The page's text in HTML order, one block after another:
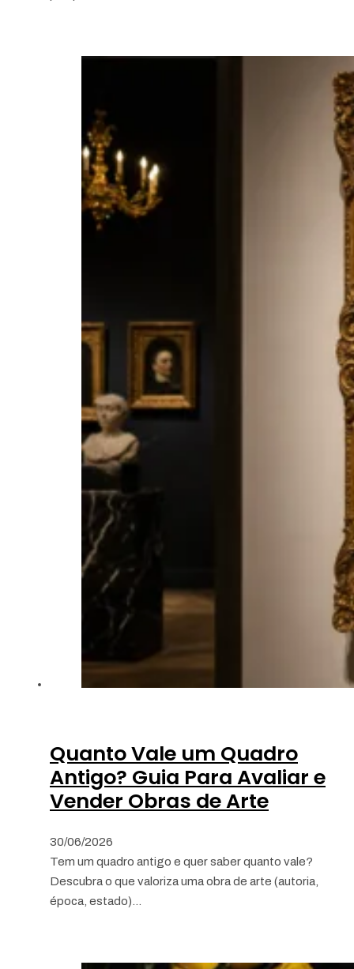
Quanto Vale um Quadro
Antigo? Guia Para Avaliar e
Vender Obras de Arte
30/06/2026
Tem um quadro antigo e quer saber quanto vale?
Descubra o que valoriza uma obra de arte (autoria,
época, estado)…